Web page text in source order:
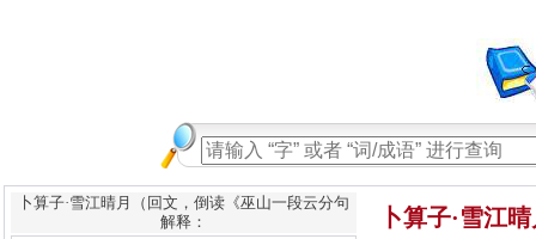
卜算子·雪江晴月（回文，倒读《巫山一段云分句
解释：
明月淡飞琼，阴云薄中酒 卜算子·雪江